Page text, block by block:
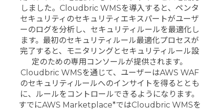
しました。Cloudbric WMSを導入すると、ペンタ
セキュリティのセキュリティエキスパートがユーザ
ーのログを分析し、セキュリティルールを最適化し
ます。最初のセキュリティルール最適化プロセスが
完了すると、モニタリングとセキュリティルール設
定のための専用コンソールが提供されます。
Cloudbric WMSを通じて、ユーザーはAWS WAF
のセキュリティルールへのインサイトを得るととも
に、ルールをコントロールできるようになります。
すでにAWS Marketplace*ではCloudbric WMSを